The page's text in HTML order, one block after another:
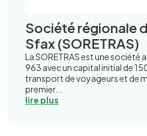
Société régionale
Sfax (SORETRAS)
La SORETRAS est une société
963 avec un capital initial de
transport de voyageurs et de
premier...
lire plus